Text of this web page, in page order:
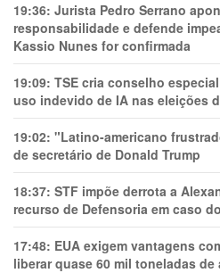
19:36: Jurista Pedro Serrano
responsabilidade e defende
Kassio Nunes for confirmada
19:09: TSE cria conselho
uso indevido de IA nas eleições
19:02: "Latino-americano
de secretário de Donald Trump
18:37: STF impõe derrota a
recurso de Defensoria em caso
17:48: EUA exigem vantagens
liberar quase 60 mil toneladas de